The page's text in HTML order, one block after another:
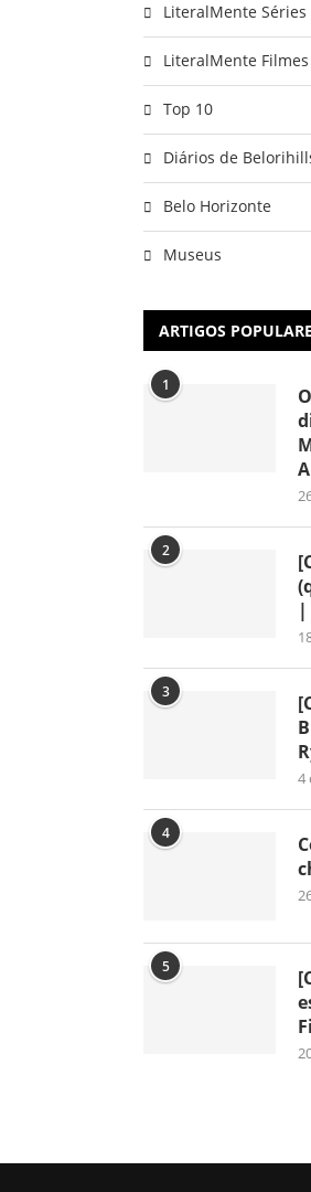
LiteralMente Séries
LiteralMente Filmes
Top 10
Diários de
Belo Horizonte
Museus
ARTIGOS
1
2
|
3
4
4
5